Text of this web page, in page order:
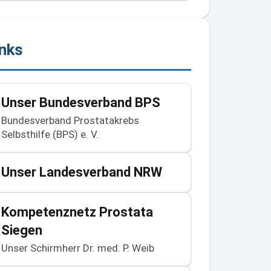
Unser Bundesverband BPS
Bundesverband Prostatakrebs
Selbsthilfe (BPS) e. V.
Unser Landesverband NRW
Kompetenznetz Prostata
Siegen
Unser Schirmherr Dr. med. P. Weib